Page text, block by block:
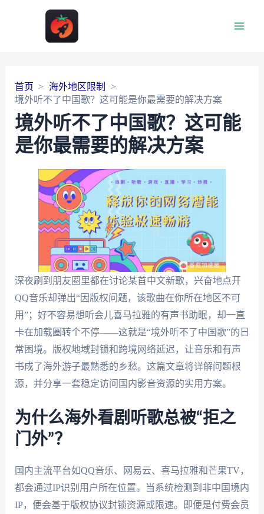
首页
海外地区限制
境外听不了中国歌？这可能是你最需要的解决方案
境外听不了中国歌？这可能
是你最需要的解决方案
深夜刷到朋友圈里都在讨论某首中文新歌，兴奋地点开
QQ音乐却弹出“因版权问题，该歌曲在你所在地区不可
用”；好不容易想听会儿喜马拉雅的有声书助眠，却一直
卡在加载圈转个不停——这就是“境外听不了中国歌”的日
常困境。版权地域封锁和跨境网络延迟，让音乐和有声
书成了海外游子最熟悉的乡愁。这篇文章将详解问题根
源，并分享一套稳定访问国内影音资源的实用方案。
为什么海外看剧听歌总被“拒之
门外”？
国内主流平台如QQ音乐、网易云、喜马拉雅和芒果TV，
都会通过IP识别用户所在位置。当系统检测到非中国境内
IP，便会基于版权协议封锁资源或限速。即便是付费会员